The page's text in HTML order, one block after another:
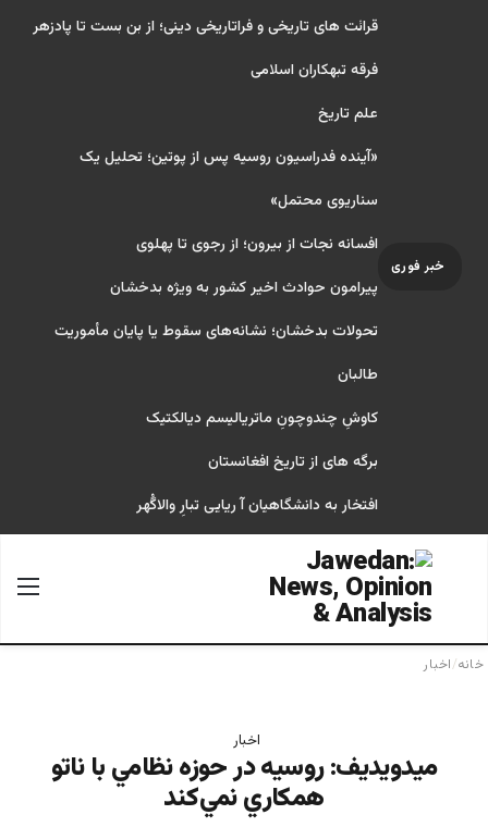
خبر فوری
قرائت های تاریخی و فراتاریخی دینی؛ از بن بست تا پادزهر
فرقه تبهکاران اسلامی
علم تاریخ
«آینده فدراسیون روسیه پس از پوتین؛ تحلیل یک
سناریوی محتمل»
افسانه نجات از بیرون؛ از رجوی تا پهلوی
پیرامون حوادث اخیر کشور به ویژه بدخشان
تحولات بدخشان؛ نشانه‌های سقوط یا پایان مأموریت
طالبان
کاوشِ چندو‌چونِ ماتریالیسم دیالکتیک
برگه های از تاریخ افغانستان
افتخار به دانشگاهیان آ ریایی تبارِ والاگُهر
جستجو برای
خانه/اخبار
اخبار
ميدويديف: روسيه در حوزه نظامي با ناتو
همكاري نمي‌كند